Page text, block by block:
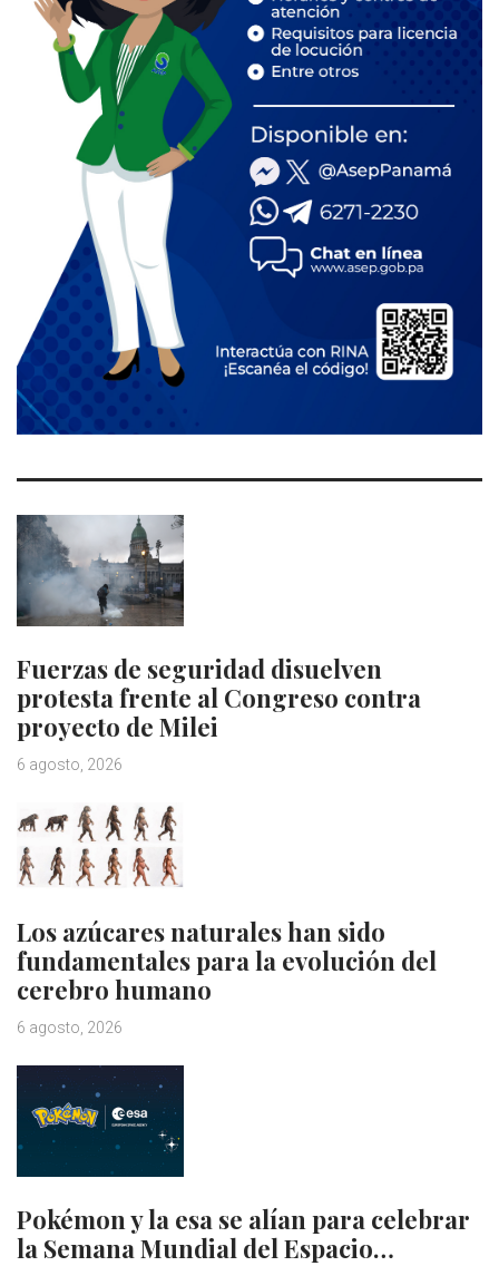
Fuerzas de seguridad disuelven
protesta frente al Congreso contra
proyecto de Milei
6 agosto, 2026
Los azúcares naturales han sido
fundamentales para la evolución del
cerebro humano
6 agosto, 2026
Pokémon y la esa se alían para celebrar
la Semana Mundial del Espacio…